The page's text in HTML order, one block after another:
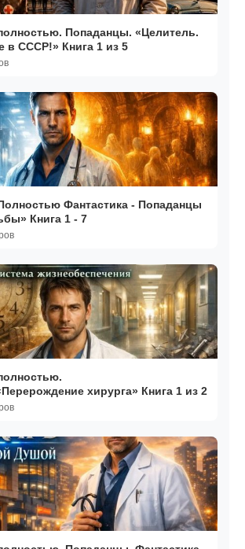
Попаданцы. «Целитель.
в СССР!» Книга 1 из 5
Фантастика - Попаданцы
Книга 1 - 7
хирурга» Книга 1 из 2